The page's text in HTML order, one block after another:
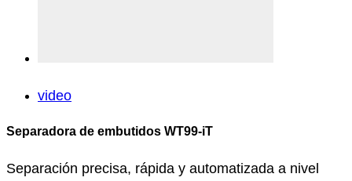
video
Separadora de embutidos WT99-iT
Separación precisa, rápida y automatizada a nivel